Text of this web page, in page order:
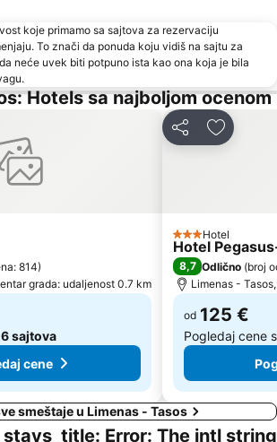
Dassilio Prinou
Airport
Νοtos
Port of Kavala
Rossogremos
Plaža Glastres
koje primamo sa sajtova za rezervaciju
To znači da ponuda koju vidiš na sajtu za
neće uvek biti potpuno ista kao ona koja je bila
Hotels sa najboljom ocenom
814)
grada: udaljenost 0.7 km
6 sajtova
cene
Deli Dodati
3 Zvezdice
Hotel
Hotel
8,7 Odlično (broj
Limenas -
od 125 €
Pogledaj cene
smeštaje u Limenas - Tasos
Error: The intl string